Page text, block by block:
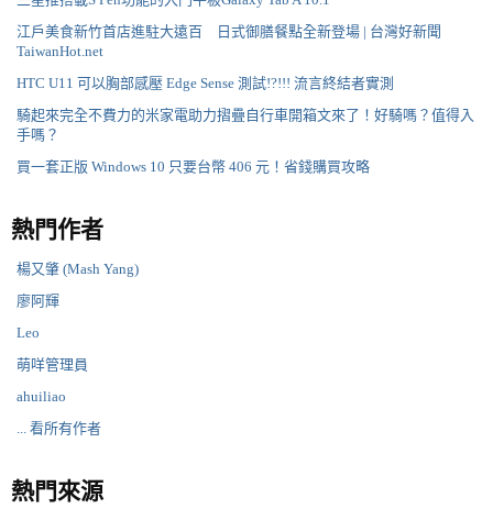
江戶美食新竹首店進駐大遠百 日式御膳餐點全新登場 | 台灣好新聞
TaiwanHot.net
HTC U11 可以胸部感壓 Edge Sense 測試!?!!! 流言終結者實測
騎起來完全不費力的米家電助力摺疊自行車開箱文來了！好騎嗎？值得入
手嗎？
買一套正版 Windows 10 只要台幣 406 元！省錢購買攻略
熱門作者
楊又肇 (Mash Yang)
廖阿輝
Leo
萌咩管理員
ahuiliao
... 看所有作者
熱門來源